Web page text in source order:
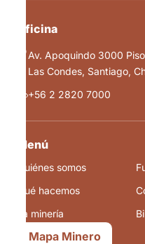
Oficina
Av. Apoquindo 3000
Las Condes, Santiago,
+56 2 2820 7000
Menú
Quiénes somos
Qué hacemos
La minería
Mapa Minero